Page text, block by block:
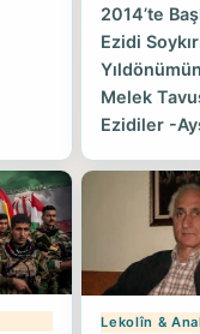
2014’te
Ezidi
Melek
Ezidiler -
Lekolîn &